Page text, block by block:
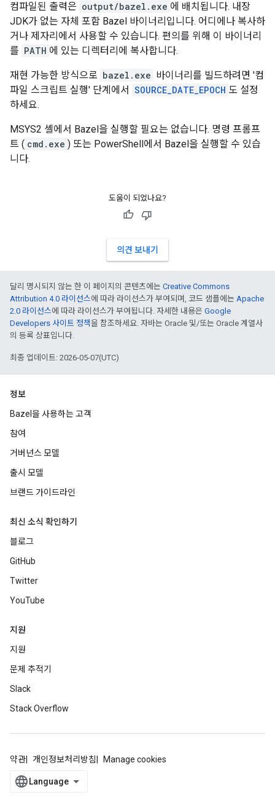
컴파일된 출력은 output/bazel.exe 에 배치됩니다. 내장
JDK가 없는 자체 포함 Bazel 바이너리입니다. 어디에나 복사하
거나 제자리에서 사용할 수 있습니다. 편의를 위해 이 바이너리
를 PATH 에 있는 디렉터리에 복사합니다.
재현 가능한 방식으로 bazel.exe 바이너리를 빌드하려면 '컴
파일 스크립트 실행' 단계에서 SOURCE_DATE_EPOCH 도 설정
하세요.
MSYS2 셸에서 Bazel을 실행할 필요는 없습니다. 명령 프롬프
트 ( cmd.exe ) 또는 PowerShell에서 Bazel을 실행할 수 있습
니다.
도움이 되었나요?
의견 보내기
달리 명시되지 않는 한 이 페이지의 콘텐츠에는 Creative Commons
Attribution 4.0 라이선스에 따라 라이선스가 부여되며, 코드 샘플에는 Apache
2.0 라이선스에 따라 라이선스가 부여됩니다. 자세한 내용은 Google
Developers 사이트 정책을 참조하세요. 자바는 Oracle 및/또는 Oracle 계열사
의 등록 상표입니다.
최종 업데이트: 2026-05-07(UTC)
정보
Bazel을 사용하는 고객
참여
거버넌스 모델
출시 모델
브랜드 가이드라인
최신 소식 확인하기
블로그
GitHub
Twitter
YouTube
지원
지원
문제 추적기
Slack
Stack Overflow
약관 개인정보처리방침 Manage cookies